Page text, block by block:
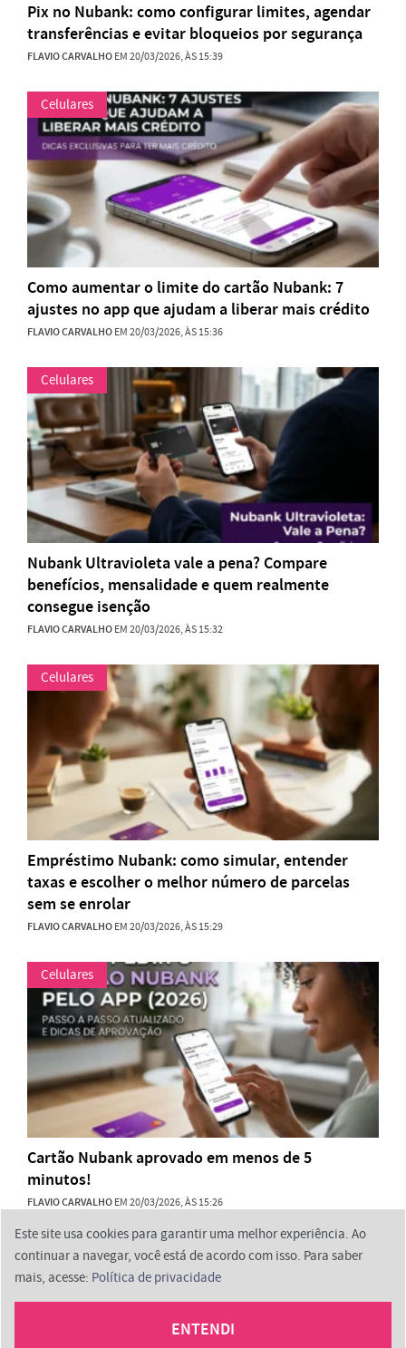
Pix no Nubank: como configurar limites, agendar
transferências e evitar bloqueios por segurança
FLAVIO CARVALHOEM 20/03/2026, ÀS 15:39
Celulares
Como aumentar o limite do cartão Nubank: 7
ajustes no app que ajudam a liberar mais crédito
FLAVIO CARVALHOEM 20/03/2026, ÀS 15:36
Celulares
Nubank Ultravioleta vale a pena? Compare
benefícios, mensalidade e quem realmente
consegue isenção
FLAVIO CARVALHOEM 20/03/2026, ÀS 15:32
Celulares
Empréstimo Nubank: como simular, entender
taxas e escolher o melhor número de parcelas
sem se enrolar
FLAVIO CARVALHOEM 20/03/2026, ÀS 15:29
Celulares
Cartão Nubank aprovado em menos de 5
minutos!
FLAVIO CARVALHOEM 20/03/2026, ÀS 15:26
2026 © ProminpTech
Este site usa cookies para garantir uma melhor experiência. Ao
continuar a navegar, você está de acordo com isso. Para saber
mais, acesse: Política de privacidade
ENTENDI